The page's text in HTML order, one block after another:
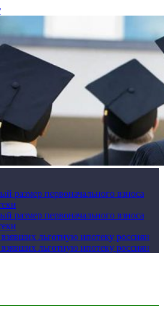
размер первоначального взноса
размер первоначального взноса
льготную ипотеку россиян
льготную ипотеку россиян